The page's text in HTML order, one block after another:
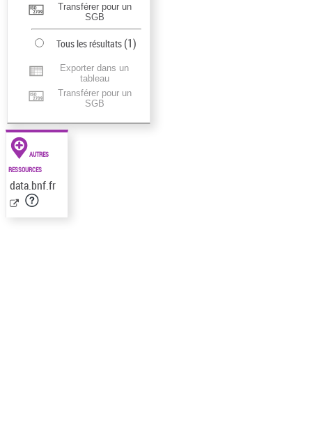
Transférer pour un
SGB
Tous les résultats (1)
Exporter dans un
tableau
Transférer pour un
SGB
AUTRES
RESSOURCES
data.bnf.fr